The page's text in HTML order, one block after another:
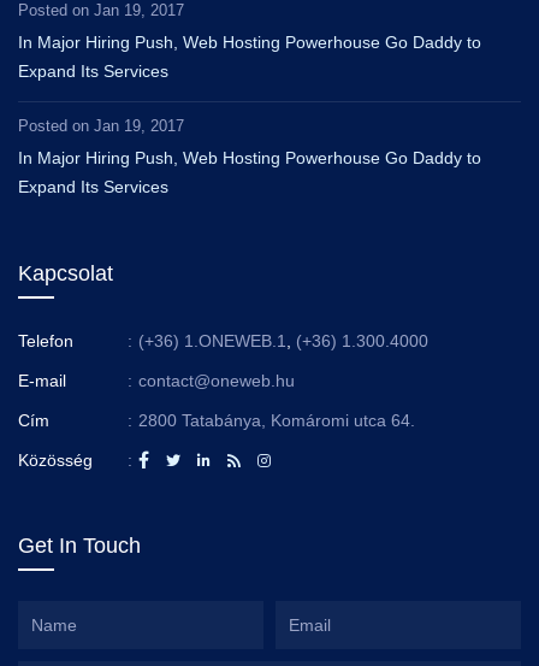
Posted on Jan 19, 2017
In Major Hiring Push, Web Hosting Powerhouse Go Daddy to
Expand Its Services
Posted on Jan 19, 2017
In Major Hiring Push, Web Hosting Powerhouse Go Daddy to
Expand Its Services
Kapcsolat
Telefon : (+36) 1.ONEWEB.1 (+36) 1.300.4000
E-mail : contact@oneweb.hu
Cím : 2800 Tatabánya, Komáromi utca 64.
Közösség :
Get In Touch